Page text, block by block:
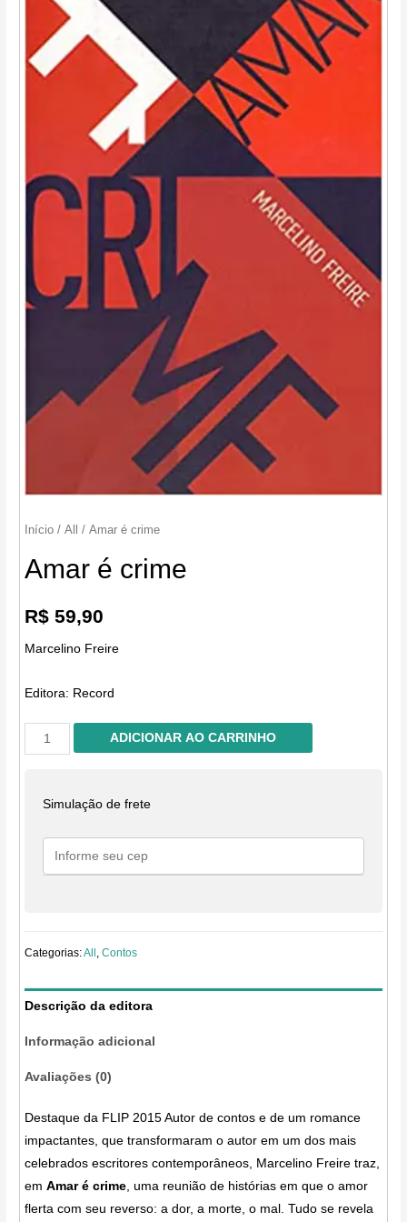
Início /All / Amar é crime
Amar é crime
R$ 59,90
Marcelino Freire
Editora: Record
Amar
é
quantidade
ADICIONAR AO CARRINHO
Simulação de frete
Categorias:All ,Contos
Descrição da editora
Informação adicional
Avaliações (0)
Destaque da FLIP 2015 Autor de contos e de um romance
impactantes, que transformaram o autor em um dos mais
celebrados escritores contemporâneos, Marcelino Freire traz,
emAmar é crime, uma reunião de histórias em que o amor
flerta com seu reverso: a dor, a morte, o mal. Tudo se revela